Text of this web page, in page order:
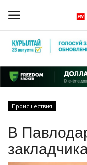
Главная
ПАВЛОДАРСКАЯ
Происшествия
В